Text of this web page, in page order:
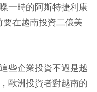
一時的阿斯特捷利康
在越南投資二億美
些企業投資不過是越
歐洲投資者對越南的